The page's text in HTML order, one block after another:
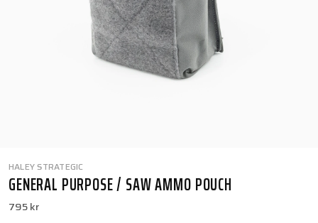
HALEY STRATEGIC
GENERAL PURPOSE / SAW AMMO POUCH
795 kr